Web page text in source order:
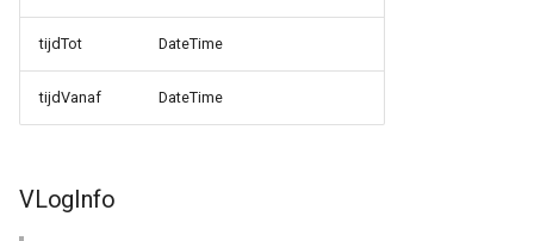
tijdTot DateTime
tijdVanaf DateTime
VLogInfo